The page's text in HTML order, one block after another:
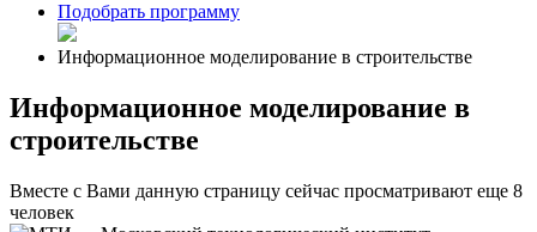
Подобрать программу
Информационное моделирование в строительстве
Информационное моделирование в
строительстве
Вместе с Вами данную страницу сейчас просматривают еще 8
человек